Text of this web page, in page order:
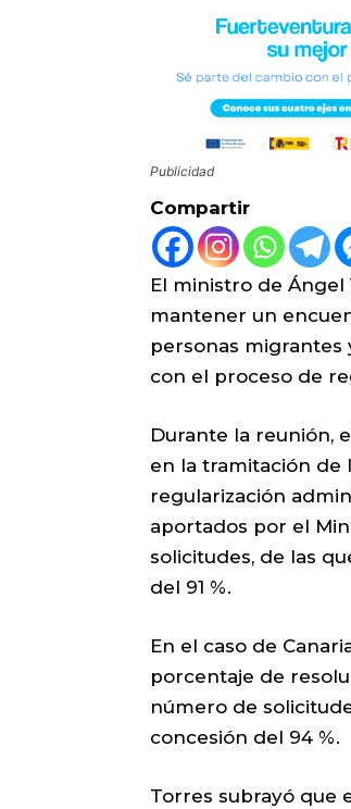
Publicidad
Compartir
El ministro de
mantener un
personas migrantes
con el proceso de
Durante la reunión,
en la tramitación de
regularización
aportados por el
solicitudes, de las
del 91 %.
En el caso de
porcentaje de
número de
concesión del 94 %.
Torres subrayó que